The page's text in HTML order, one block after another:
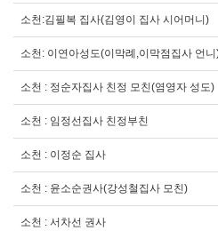
소천:김필복 집사(김영이 집사 시어머니)
소천: 이연아성도(이막례,이막점집사 언니
소천 : 정순자집사 친정 모친(염영자 성도)
소천 : 임정선집사 친정부친
소천 : 이정순 집사
소천 : 윤소순권사(강성철집사 모친)
소천 : 서차선 권사